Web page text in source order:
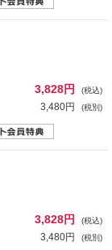
3,828円 (税込)
3,480円 (税別)
3,828円 (税込)
3,480円 (税別)